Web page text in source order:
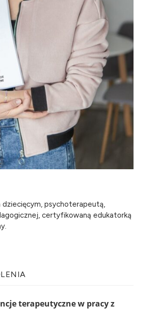
psychoterapeutą,
certyfikowaną edukatorką
terapeutyczne w pracy z